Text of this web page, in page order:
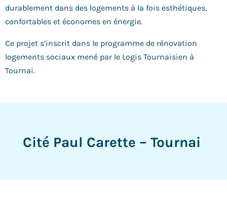
durablement dans des logements à la fois esthétiques,
confortables et économes en énergie.
Ce projet s’inscrit dans le programme de rénovation
logements sociaux mené par le Logis Tournaisien à
Tournai.
Cité Paul Carette – Tournai